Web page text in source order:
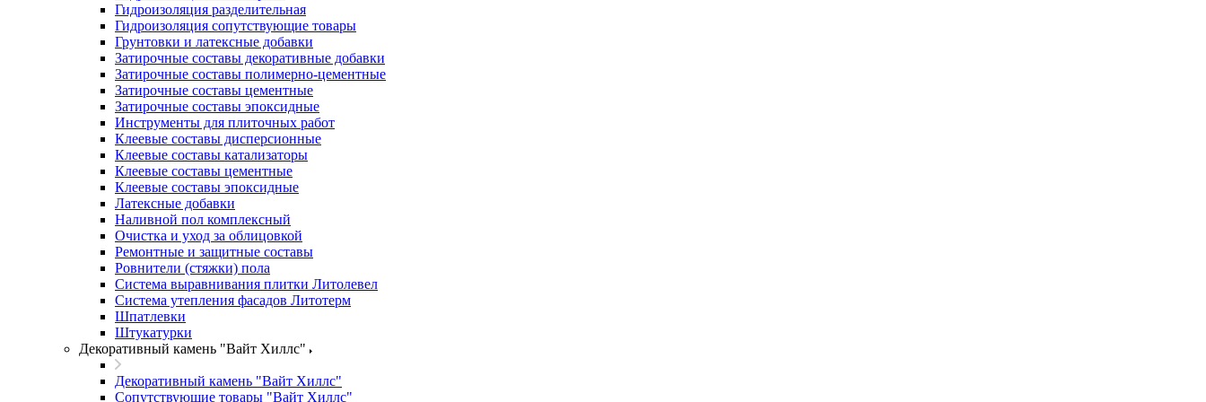
Гидроизоляция разделительная
Гидроизоляция сопутствующие товары
Грунтовки и латексные добавки
Затирочные составы декоративные добавки
Затирочные составы полимерно-цементные
Затирочные составы цементные
Затирочные составы эпоксидные
Инструменты для плиточных работ
Клеевые составы дисперсионные
Клеевые составы катализаторы
Клеевые составы цементные
Клеевые составы эпоксидные
Латексные добавки
Наливной пол комплексный
Очистка и уход за облицовкой
Ремонтные и защитные составы
Ровнители (стяжки) пола
Система выравнивания плитки Литолевел
Система утепления фасадов Литотерм
Шпатлевки
Штукатурки
Декоративный камень "Вайт Хиллс"
Декоративный камень "Вайт Хиллс"
Сопутствующие товары "Вайт Хиллс"